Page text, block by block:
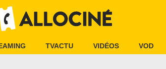
TVACTU VIDÉOS VOD